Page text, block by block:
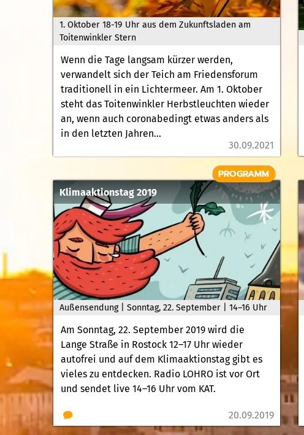
1. Oktober 18-19 Uhr aus dem Zukunftsladen am
Toitenwinkler Stern
Wenn die Tage langsam kürzer werden,
verwandelt sich der Teich am Friedensforum
traditionell in ein Lichtermeer. Am 1. Oktober
steht das Toitenwinkler Herbstleuchten wieder
an, wenn auch coronabedingt etwas anders als
in den letzten Jahren...
30.09.2021
Außensendung | Sonntag, 22. September | 14–16 Uhr
Klimaaktionstag 2019
PROGRAMM
Am Sonntag, 22. September 2019 wird die
Lange Straße in Rostock 12–17 Uhr wieder
autofrei und auf dem Klimaaktionstag gibt es
vieles zu entdecken. Radio LOHRO ist vor Ort
und sendet live 14–16 Uhr vom KAT.
20.09.2019